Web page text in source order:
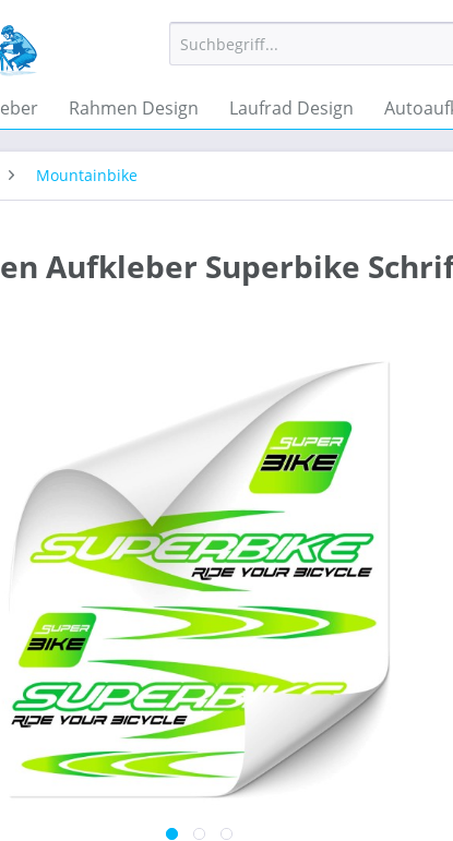
Rahmen Design Laufrad Design
Mountainbike
Aufkleber Superbike